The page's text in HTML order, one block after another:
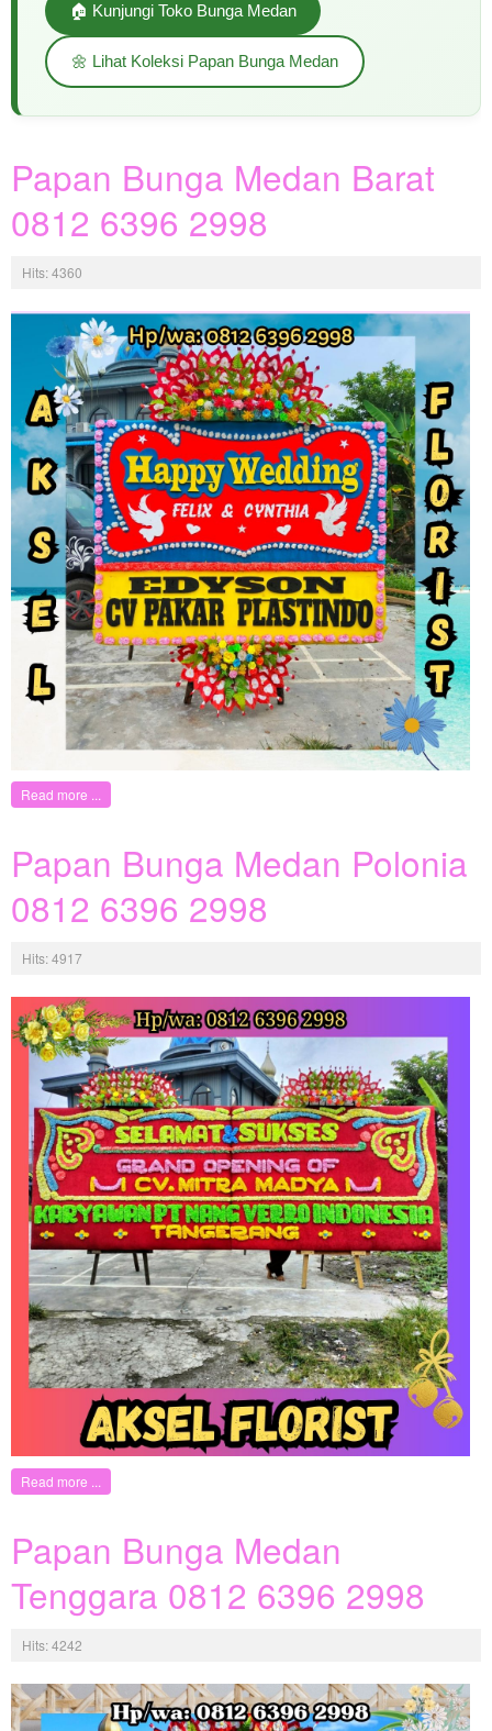
🏠 Kunjungi Toko Bunga Medan
🌼 Lihat Koleksi Papan Bunga Medan
Papan Bunga Medan Barat
0812 6396 2998
Hits: 4360
Read more ...
Papan Bunga Medan Polonia
0812 6396 2998
Hits: 4917
Read more ...
Papan Bunga Medan
Tenggara 0812 6396 2998
Hits: 4242